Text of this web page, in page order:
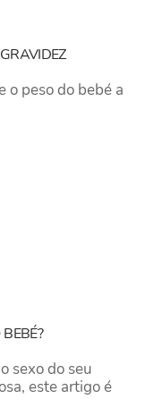
o peso do bebé a
sexo do seu
este artigo é